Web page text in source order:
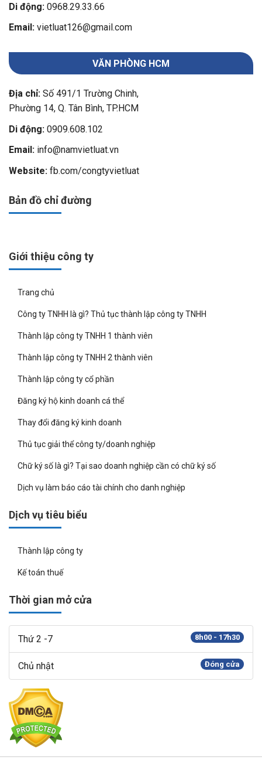
Di động: 0968.29.33.66
Email: vietluat126@gmail.com
VĂN PHÒNG HCM
Địa chỉ: Số 491/1 Trường Chinh,
Phường 14, Q. Tân Bình, TP.HCM
Di động: 0909.608.102
Email: info@namvietluat.vn
Website: fb.com/congtyvietluat
Bản đồ chỉ đường
Giới thiệu công ty
Trang chủ
Công ty TNHH là gì? Thủ tục thành lập công ty TNHH
Thành lập công ty TNHH 1 thành viên
Thành lập công ty TNHH 2 thành viên
Thành lập công ty cổ phần
Đăng ký hộ kinh doanh cá thể
Thay đổi đăng ký kinh doanh
Thủ tục giải thể công ty/doanh nghiệp
Chữ ký số là gì? Tại sao doanh nghiệp cần có chữ ký số
Dịch vụ làm báo cáo tài chính cho danh nghiệp
Dịch vụ tiêu biểu
Thành lập công ty
Kế toán thuế
Thời gian mở cửa
8h00 - 17h30
Thứ 2 -7
Đóng cửa
Chủ nhật